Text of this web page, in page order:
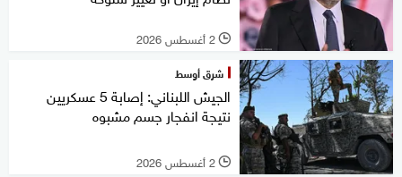
l 2 أغسطس 2026
شرق أوسط
الجيش اللبناني: إصابة 5 عسكريين
نتيجة انفجار جسم مشبوه
l 2 أغسطس 2026